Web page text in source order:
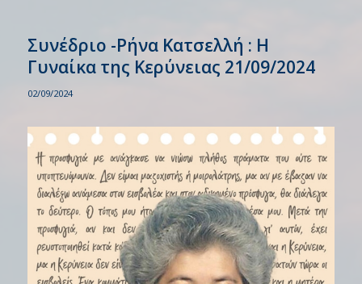
Συνέδριο -Ρήνα Κατσελλή : Η
Γυναίκα της Κερύνειας 21/09/2024
02/09/2024